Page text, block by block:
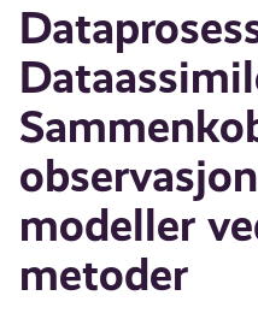
modeller
metoder